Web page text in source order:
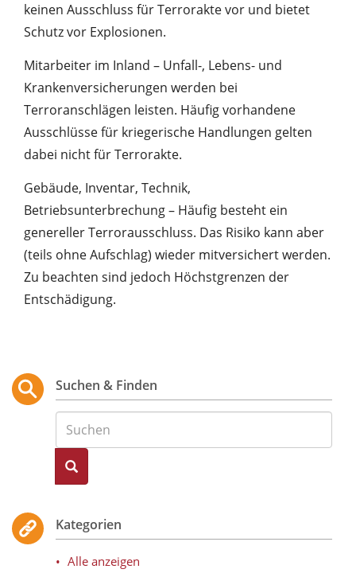
keinen Ausschluss für Terrorakte vor und bietet
Schutz vor Explosionen.
Mitarbeiter im Inland – Unfall-, Lebens- und
Krankenversicherungen werden bei
Terroranschlägen leisten. Häufig vorhandene
Ausschlüsse für kriegerische Handlungen gelten
dabei nicht für Terrorakte.
Gebäude, Inventar, Technik,
Betriebsunterbrechung – Häufig besteht ein
genereller Terrorausschluss. Das Risiko kann aber
(teils ohne Aufschlag) wieder mitversichert werden.
Zu beachten sind jedoch Höchstgrenzen der
Entschädigung.
Suchen & Finden
Suche
Kategorien
Alle anzeigen